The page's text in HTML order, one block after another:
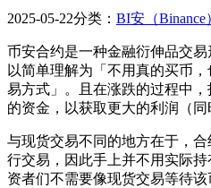
2025-05-22分类： BI安（Binance
币安合约是一种金融衍伸品交
以简单理解为「不用真的买币
易方式」。且在涨跌的过程中
的资金，以获取更大的利润（同
与现货交易不同的地方在于，
行交易，因此手上并不用实际
资者们不需要像现货交易等待